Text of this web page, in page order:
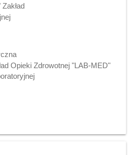
Opieki Zdrowotnej "LAB-MED"